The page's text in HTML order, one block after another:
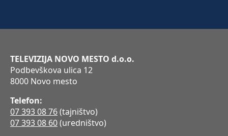
TELEVIZIJA NOVO MESTO d.o.o.
Podbevškova ulica 12
8000 Novo mesto
Telefon:
07 393 08 76(tajništvo)
07 393 08 60(uredništvo)